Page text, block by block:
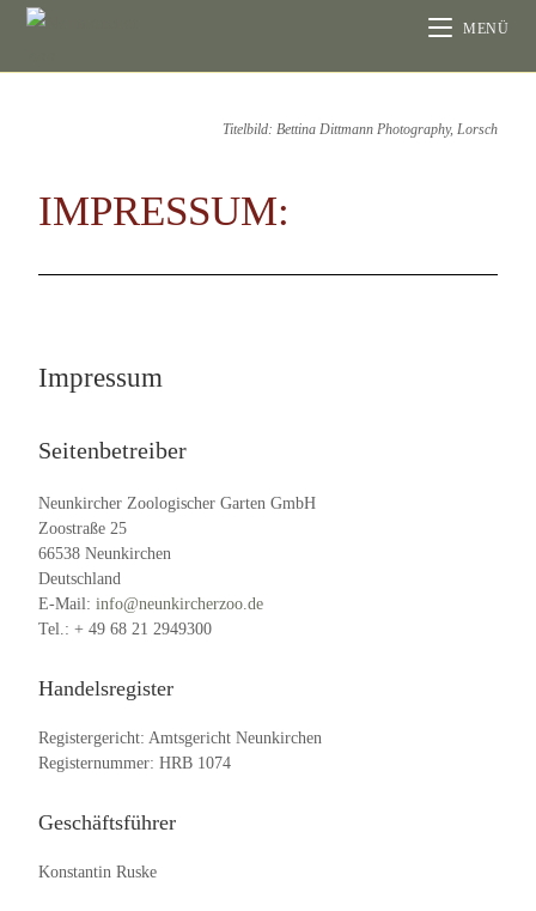
MENÜ
Titelbild: Bettina Dittmann Photography, Lorsch
IMPRESSUM:
Impressum
Seitenbetreiber
Neunkircher Zoologischer Garten GmbH
Zoostraße 25
66538 Neunkirchen
Deutschland
E-Mail:info@neunkircherzoo.de
Tel.: + 49 68 21 2949300
Handelsregister
Registergericht: Amtsgericht Neunkirchen
Registernummer: HRB 1074
Geschäftsführer
Konstantin Ruske